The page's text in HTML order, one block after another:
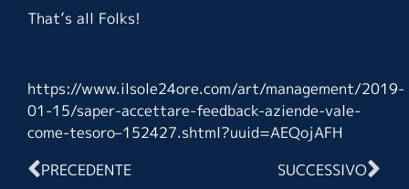
That’s all Folks!
https://www.ilsole24ore.com/art/management/2019-
01-15/saper-accettare-feedback-aziende-vale-
come-tesoro–152427.shtml?uuid=AEQojAFH
PRECEDENTE
SUCCESSIVO